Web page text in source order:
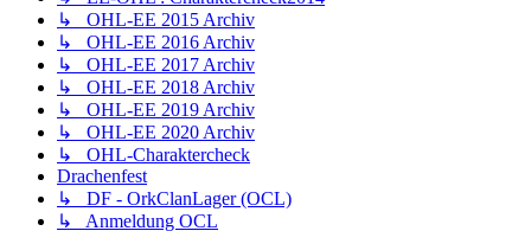
↳ OHL-EE 2015 Archiv
↳ OHL-EE 2016 Archiv
↳ OHL-EE 2017 Archiv
↳ OHL-EE 2018 Archiv
↳ OHL-EE 2019 Archiv
↳ OHL-EE 2020 Archiv
↳ OHL-Charaktercheck
Drachenfest
↳ DF - OrkClanLager (OCL)
↳ Anmeldung OCL